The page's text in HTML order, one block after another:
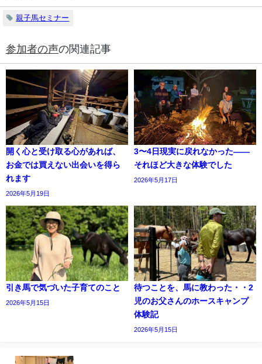
親子馬セミナー
参加者の声の関連記事
開く心と受け取る心があれば、
お金では買えない出会いを得ら
れます
2026年5月19日
3〜4日現実に戻れなかった——
それほど大きな体験でした
2026年5月17日
引き馬で気づいた子育てのこと
2026年5月15日
待つことを、馬に教わった・・2
児のお父さんのホースキャンプ
体験記
2026年5月15日